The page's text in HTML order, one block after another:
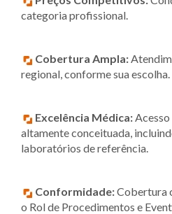
categoria profissional.
Cobertura Ampla:
regional, conforme sua escolha.
Excelência Médica:Acesso
altamente conceituada,
laboratórios de referência.
Conformidade:Cobertura
o Rol de Procedimentos e